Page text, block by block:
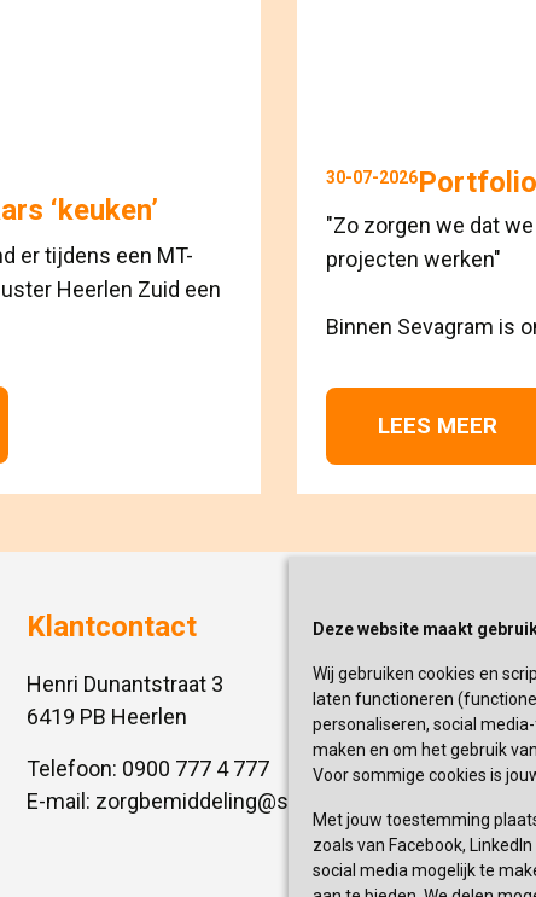
Deze website maakt
Wij gebruiken cookies en
laten functioneren
personaliseren, social
maken en om het gebruik
Voor sommige cookies is
Met jouw toestemming
zoals van Facebook,
social media mogelijk te
‘keuken’
er tijdens een MT-
Heerlen Zuid een
30-07-2026
"Zo zorgen we dat
projecten werken"
Binnen Sevagram is
LEES MEER
Klantcontact
Henri Dunantstraat 3
6419 PB Heerlen
Telefoon: 0900 777 4 777
E-mail: zorgbemiddeling@sevagram.nl
Schrijf
Blijf op de